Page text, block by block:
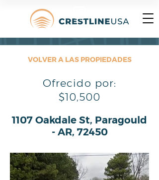
VOLVER A LAS PROPIEDADES
Ofrecido por:
$10,500
1107 Oakdale St, Paragould
- AR, 72450